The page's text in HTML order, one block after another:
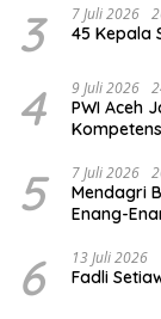
3 7 Juli 2026
45 Kepala
4 9 Juli 2026
PWI Aceh
5 7 Juli 2026
Mendagri
Enang-
6 13 Juli 2026
Fadli